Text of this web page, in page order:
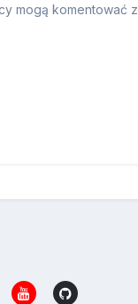
mogą komentować